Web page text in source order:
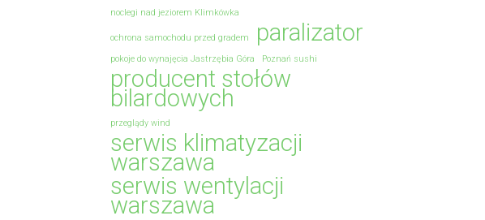
noclegi nad jeziorem Klimkówka
ochrona samochodu przed gradem paralizator
pokoje do wynajęcia Jastrzębia Góra Poznań sushi
producent stołów
bilardowych
przeglądy wind
serwis klimatyzacji
warszawa
serwis wentylacji
warszawa